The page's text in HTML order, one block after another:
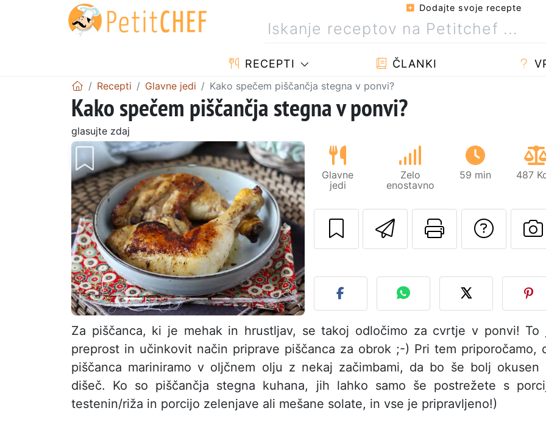
Dodajte svoje recepte
RECEPTI ČLANKI
Recepti Glavne jedi Kako spečem piščančja stegna v ponvi?
Kako spečem piščančja stegna v ponvi?
glasujte zdaj
Prejšnji Naslednji
Glavne
jedi
Zelo
enostavno
59 min 487
Pošlji taNatisni to
Za piščanca, ki je mehak in hrustljav, se takoj odločimo za cvrtje v ponvi! To
preprost in učinkovit način priprave piščanca za obrok ;-) Pri tem priporočamo,
piščanca mariniramo v oljčnem olju z nekaj začimbami, da bo še bolj okusen
dišeč. Ko so piščančja stegna kuhana, jih lahko samo še postrežete s
testenin/riža in porcijo zelenjave ali mešane solate, in vse je pripravljeno!)